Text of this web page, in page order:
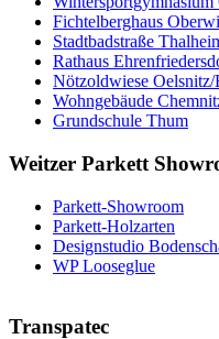
Fichtelberghaus
Stadtbadstraße
Rathaus
Nötzoldwiese Oelsnitz/
Wohngebäude
Grundschule Thum
Weitzer Parkett
Parkett-Showroom
Parkett-Holzarten
Designstudio
WP Looseglue
Transpatec